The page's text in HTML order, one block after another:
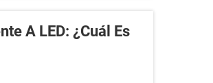
A LED: ¿cuál Es